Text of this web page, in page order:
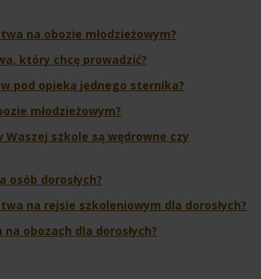
na obozie młodzieżowym?
który chcę prowadzić?
pod opieką jednego sternika?
młodzieżowym?
Waszej szkole są wędrowne czy
osób dorosłych?
na rejsie szkoleniowym dla dorosłych?
obozach dla dorosłych?